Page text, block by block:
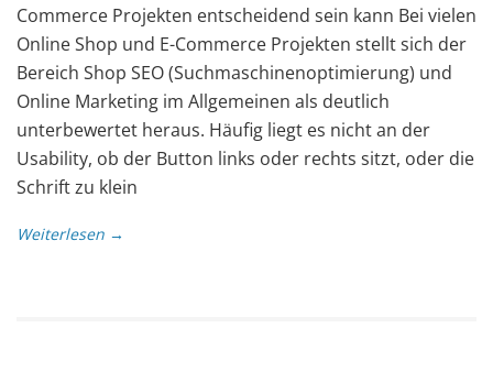
Commerce Projekten entscheidend sein kann Bei vielen
Online Shop und E-Commerce Projekten stellt sich der
Bereich Shop SEO (Suchmaschinenoptimierung) und
Online Marketing im Allgemeinen als deutlich
unterbewertet heraus. Häufig liegt es nicht an der
Usability, ob der Button links oder rechts sitzt, oder die
Schrift zu klein
Weiterlesen →